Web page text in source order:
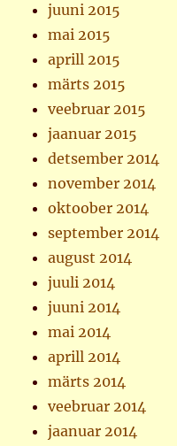
juuni 2015
mai 2015
aprill 2015
märts 2015
veebruar 2015
jaanuar 2015
detsember 2014
november 2014
oktoober 2014
september 2014
august 2014
juuli 2014
juuni 2014
mai 2014
aprill 2014
märts 2014
veebruar 2014
jaanuar 2014